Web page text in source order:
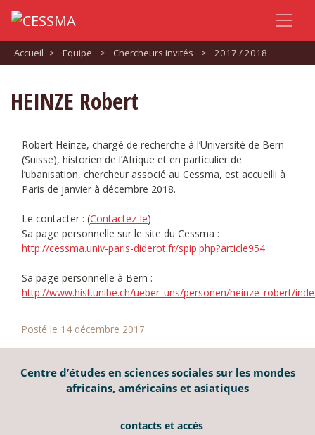
Accueil > Equipe > Chercheurs invités > 2017 / 2018
HEINZE Robert
Robert Heinze, chargé de recherche à l’Université de Bern
(Suisse), historien de l’Afrique et en particulier de
l’ubanisation, chercheur associé au Cessma, est accueilli à
Paris de janvier à décembre 2018.
Le contacter : (Contactez-le)
Sa page personnelle sur le site du Cessma :
http://cessma.univ-paris-diderot.fr/spip.php?article954
Sa page personnelle à Bern :
http://www.hist.unibe.ch/ueber_uns/personen/heinze_robert/
Posté le 14 décembre 2017
Centre d’études en sciences sociales sur les mondes
africains, américains et asiatiques
contacts et accès